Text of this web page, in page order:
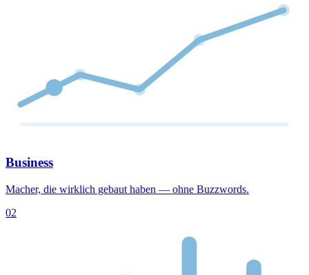
Business
Macher, die wirklich gebaut haben — ohne Buzzwords.
02